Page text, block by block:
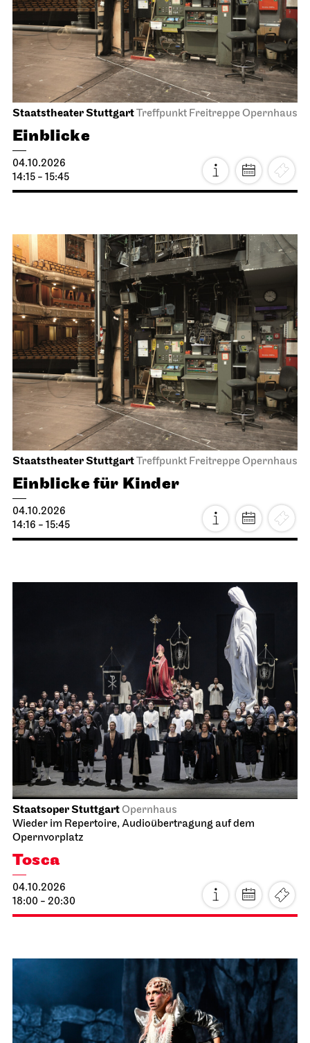
Staatstheater StuttgartTreffpunkt Freitreppe Opernhaus
Einblicke
04.10.2026
14:15 - 15:45
Staatstheater StuttgartTreffpunkt Freitreppe Opernhaus
Einblicke für Kinder
04.10.2026
14:16 - 15:45
Staatsoper StuttgartOpernhaus
Wieder im Repertoire, Audioübertragung auf dem
Opernvorplatz
Tosca
04.10.2026
18:00 - 20:30